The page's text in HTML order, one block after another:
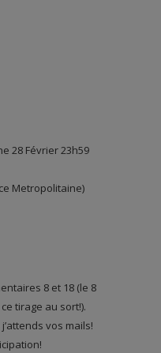
28 Février 23h59
Metropolitaine)
8 et 18 (le 8
tirage au sort!).
vos mails!